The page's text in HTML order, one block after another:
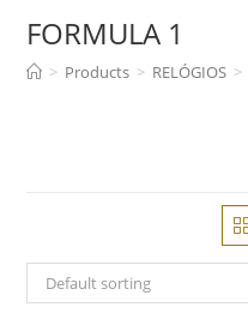
FORMULA 1
> Products > RELÓGIOS >
Default sorting